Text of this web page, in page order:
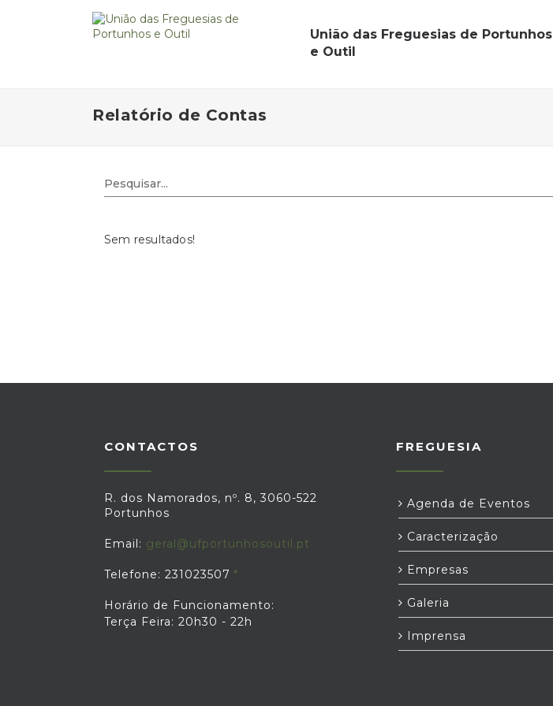
União das Freguesias de Portunhos
e Outil
Relatório de Contas
Sem resultados!
CONTACTOS
R. dos Namorados, nº. 8, 3060-522
Portunhos
Email: geral@ufportunhosoutil.pt
Telefone: 231023507
Horário de Funcionamento:
Terça Feira: 20h30 - 22h
FREGUESIA
Agenda de Eventos
Caracterização
Empresas
Galeria
Imprensa